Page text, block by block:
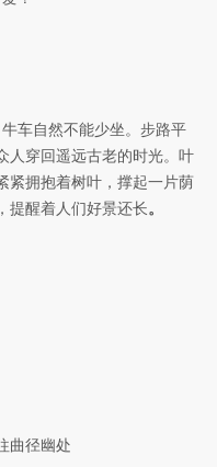
车自然不能少坐。步路平
人穿回遥远古老的时光。叶
紧拥抱着树叶，撑起一片荫
提醒着人们好景还长。
曲径幽处